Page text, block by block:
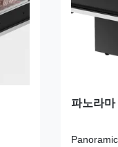
파노라마